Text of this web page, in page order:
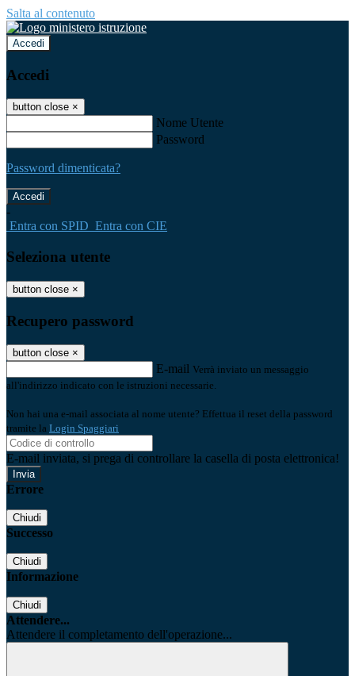
Salta al contenuto
Accedi
Accedi
button close ×
Nome Utente
Password
Password dimenticata?
-
Entra con SPID Entra con CIE
Seleziona utente
button close ×
Recupero password
button close ×
E-mail Verrà inviato un messaggio
all'indirizzo indicato con le istruzioni necessarie.
Non hai una e-mail associata al nome utente? Effettua il reset della password
tramite la Login Spaggiari
E-mail inviata, si prega di controllare la casella di posta elettronica!
Errore
Chiudi
Successo
Chiudi
Informazione
Chiudi
Attendere...
Attendere il completamento dell'operazione...